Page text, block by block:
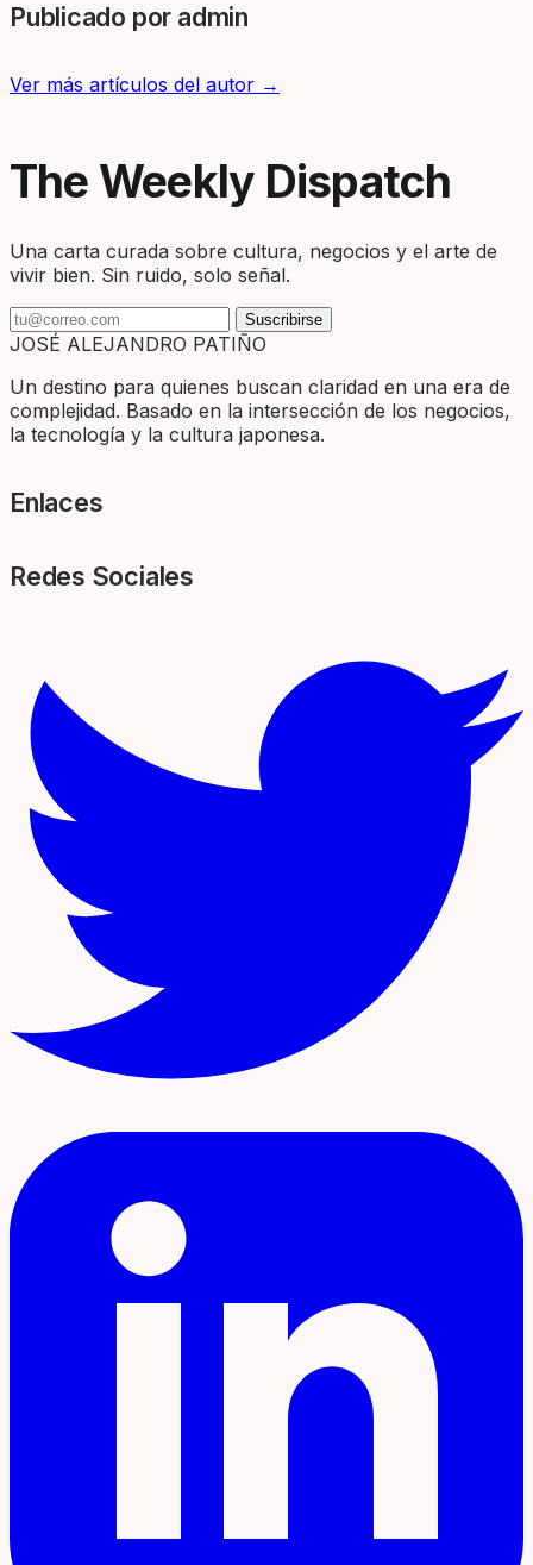
Publicado por admin
Ver más artículos del autor →
The Weekly Dispatch
Una carta curada sobre cultura, negocios y el arte de
vivir bien. Sin ruido, solo señal.
Suscribirse
JOSÉ ALEJANDRO PATIÑO
Un destino para quienes buscan claridad en una era de
complejidad. Basado en la intersección de los negocios,
la tecnología y la cultura japonesa.
Enlaces
Redes Sociales